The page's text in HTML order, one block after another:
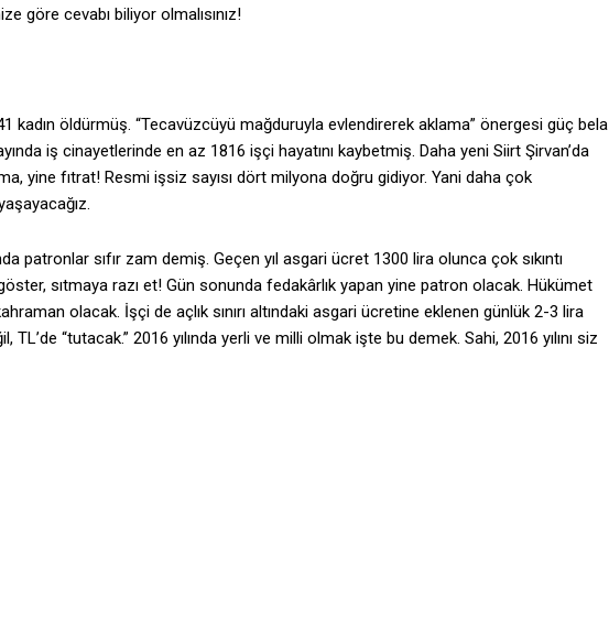
göre cevabı biliyor olmalısınız!
kadın öldürmüş. “Tecavüzcüyü mağduruyla evlendirerek aklama” önergesi güç bela
iş cinayetlerinde en az 1816 işçi hayatını kaybetmiş. Daha yeni Siirt Şirvan’da
yine fıtrat! Resmi işsiz sayısı dört milyona doğru gidiyor. Yani daha çok
patronlar sıfır zam demiş. Geçen yıl asgari ücret 1300 lira olunca çok sıkıntı
sıtmaya razı et! Gün sonunda fedakârlık yapan yine patron olacak. Hükümet
olacak. İşçi de açlık sınırı altındaki asgari ücretine eklenen günlük 2-3 lira
“tutacak.” 2016 yılında yerli ve milli olmak işte bu demek. Sahi, 2016 yılını siz